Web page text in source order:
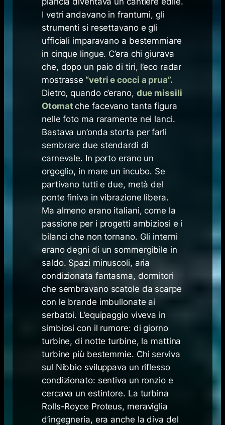
I vetri andavano in frantumi, gli
strumenti si resettavano e gli
ufficiali imparavano a bestemmiare
in cinque lingue. C’era chi giurava
che, dopo un paio di tiri, l’eco radar
mostrasse “vetri e cocci a prua”.
Dietro, quando c’erano, due missili
Otomatche facevano tanta figura
nelle foto ma raramente nei lanci.
Bastava un’onda storta per farli
sembrare due stendardi di
carnevale. In porto erano un
orgoglio, in mare un incubo. Se
partivano tutti e due, metà del
ponte finiva in vibrazione libera.
Ma almeno erano italiani, come la
passione per i progetti ambiziosi e i
bilanci che non tornano. Gli interni
erano degni di un sommergibile in
saldo. Spazi minuscoli, aria
condizionata fantasma, dormitori
che sembravano scatole da scarpe
con le brande imbullonate ai
serbatoi. L’equipaggio viveva in
simbiosi con il rumore: di giorno
turbine, di notte turbine, la mattina
turbine più bestemmie. Chi serviva
sul Nibbio sviluppava un riflesso
condizionato: sentiva un ronzio e
cercava un estintore. La turbina
Rolls-Royce Proteus, meraviglia
d’ingegneria, era anche la diva del